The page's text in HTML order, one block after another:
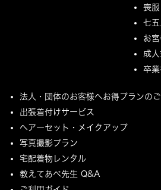
喪
七
お
成
卒
法人・団体のお客様へお得プランの
出張着付けサービス
ヘアーセット・メイクアップ
写真撮影プラン
宅配着物レンタル
教えてあべ先生 Q&A